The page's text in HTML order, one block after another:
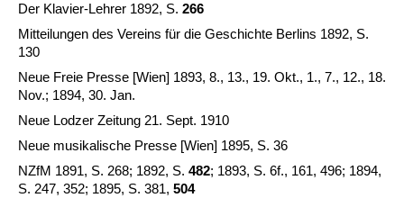
Der Klavier-Lehrer 1892, S. 266
Mitteilungen des Vereins für die Geschichte Berlins 1892, S.
130
Neue Freie Presse [Wien] 1893, 8., 13., 19. Okt., 1., 7., 12., 18.
Nov.; 1894, 30. Jan.
Neue Lodzer Zeitung 21. Sept. 1910
Neue musikalische Presse [Wien] 1895, S. 36
NZfM 1891, S. 268; 1892, S. 482; 1893, S. 6f., 161, 496; 1894,
S. 247, 352; 1895, S. 381, 504